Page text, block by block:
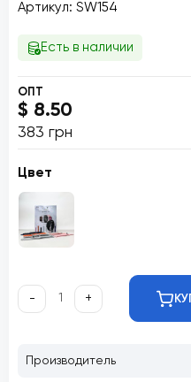
Артикул: SW154
Есть в наличии
ОПТ
$ 8.50
383 грн
Цвет
- +
Производитель